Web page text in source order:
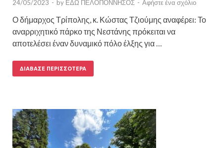
24/05/2023 - by ΕΔΩ ΠΕΛΟΠΟΝΝΗΣΟΣ - Αφήστε ένα σχόλιο
Ο δήμαρχος Τρίπολης, κ. Κώστας Τζιούμης αναφέρει: Το
αναρριχητικό πάρκο της Νεστάνης πρόκειται να
αποτελέσει έναν δυναμικό πόλο έλξης για …
ΔΙΆΒΑΣΕ ΠΕΡΙΣΣΌΤΕΡΑ